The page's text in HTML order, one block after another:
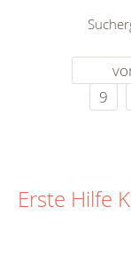
9
Erste Hilfe